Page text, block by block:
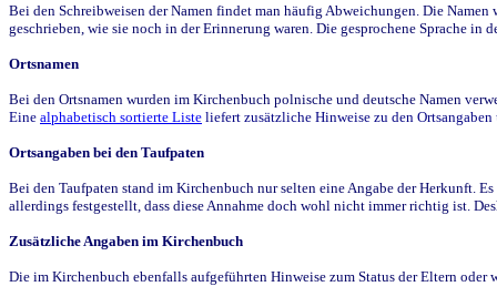
Bei den Schreibweisen der Namen findet man häufig Abweichungen. Die
geschrieben, wie sie noch in der Erinnerung waren. Die gesprochene Sprache
Ortsnamen
Bei den Ortsnamen wurden im Kirchenbuch polnische und deutsche Namen
Eine alphabetisch sortierte Liste liefert zusätzliche Hinweise zu den
Ortsangaben bei den Taufpaten
Bei den Taufpaten stand im Kirchenbuch nur selten eine Angabe der Herkunft.
allerdings festgestellt, dass diese Annahme doch wohl nicht immer richtig ist.
Zusätzliche Angaben im Kirchenbuch
Die im Kirchenbuch ebenfalls aufgeführten Hinweise zum Status der Eltern